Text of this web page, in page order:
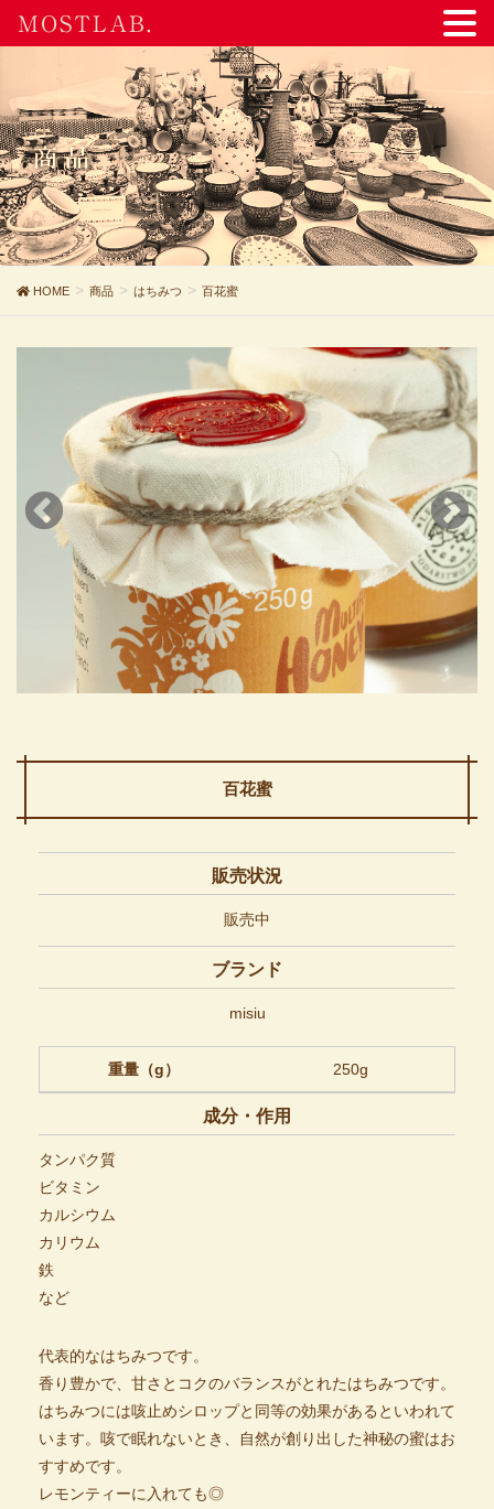
商品
HOME 商品 はちみつ 百花蜜
百花蜜
販売状況
販売中
ブランド
misiu
重量（g） 250g
成分・作用
タンパク質
ビタミン
カルシウム
カリウム
鉄
など
代表的なはちみつです。
香り豊かで、甘さとコクのバランスがとれたはちみつです。
はちみつには咳止めシロップと同等の効果があるといわれて
います。咳で眠れないとき、自然が創り出した神秘の蜜はお
すすめです。
レモンティーに入れても◎
MOSTLAB.